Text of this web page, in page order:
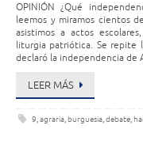
OPINIÓN ¿Qué
leemos y miramos cientos
asistimos a actos
liturgia patriótica. Se repite
declaró la independencia de
LEER MÁS
9,agraria, burguesia,debate,